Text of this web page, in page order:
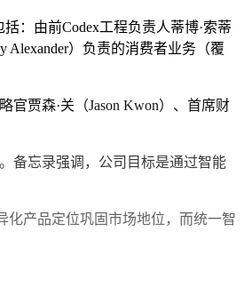
：由前Codex工程负责人蒂博·索蒂
Alexander）负责的消费者业务（覆
贾森·关（Jason Kwon）、首席财
备忘录强调，公司目标是通过智能
化产品定位巩固市场地位，而统一智